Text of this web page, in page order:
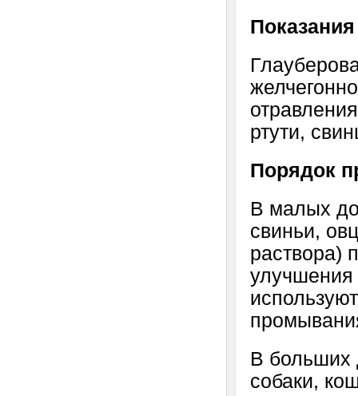
ртути,
Порядок
В малых
свиньи,
раствора)
В больших
собаки,